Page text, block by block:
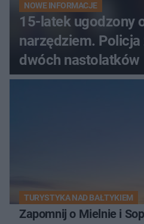
NOWE INFORMACJE
15-latek ugodzony
narzędziem. Policja
dwóch nastolatków
TURYSTYKA NAD BAŁTYKIEM
Zapomnij o Mielnie i